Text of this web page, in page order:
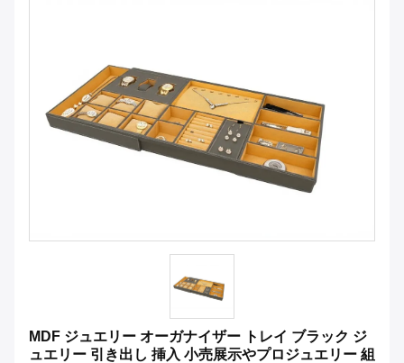
MDF ジュエリー オーガナイザー トレイ ブラック ジ
ュエリー 引き出し 挿入 小売展示やプロジュエリー 組